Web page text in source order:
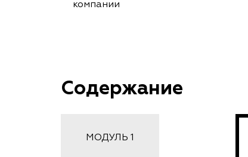
компании
Содержание
МОДУЛЬ 1